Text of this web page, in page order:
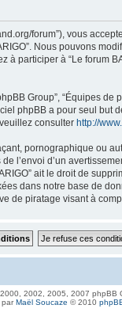
forum”), vous
Nous pouvons
à “Le forum
Group”, “Équipes
phpBB a pour seul but
consulter http://
pornographique ou
d’un
ait le droit de
dans notre base de
de piratage visant à
2002, 2005, 2007 phpBB
parMaël Soucaze © 2010